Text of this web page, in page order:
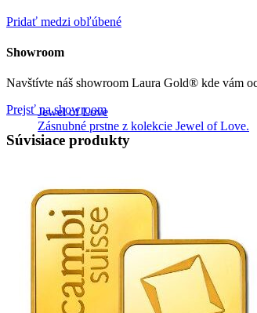
Jewel of Love
Zásnubné prstne z kolekcie Jewel of Love.
Pridať medzi obľúbené
Showroom
Navštívte náš showroom Laura Gold® kde vám
Prejsť na showroom
Súvisiace produkty